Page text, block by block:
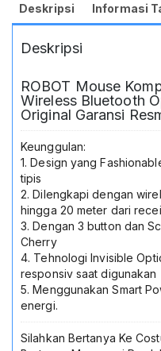
Hemat
Untuk
PC
Komputer
Bergaransi
Resmi
Tahun
Jadi
Store
Deskripsi Informasi
Deskripsi
ROBOT Mouse
Wireless Bluetooth
Original Garansi
Keunggulan:
1. Design yang
tipis
2. Dilengkapi dengan
hingga 20 meter dari
3. Dengan 3 button dan
Cherry
4. Tehnologi Invisible
responsiv saat digunakan
5. Menggunakan Smart
energi.
Silahkan Bertanya Ke